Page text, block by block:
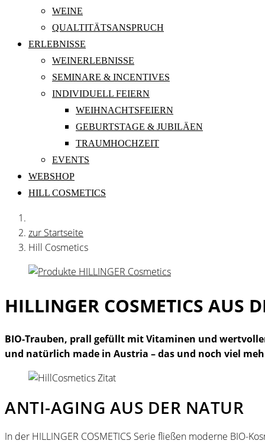
WEINE
QUALTITÄTSANSPRUCH
ERLEBNISSE
WEINERLEBNISSE
SEMINARE & INCENTIVES
INDIVIDUELL FEIERN
WEIHNACHTSFEIERN
GEBURTSTAGE & JUBILÄEN
TRAUMHOCHZEIT
EVENTS
WEBSHOP
HILL COSMETICS
zur Startseite
Hill Cosmetics
HILLINGER COSMETICS AUS
BIO-Trauben, prall gefüllt mit Vitaminen und
und natürlich made in Austria – das und noch viel mehr
ANTI-AGING AUS DER NATUR
In der HILLINGER COSMETICS Serie fließen moderne BIO-